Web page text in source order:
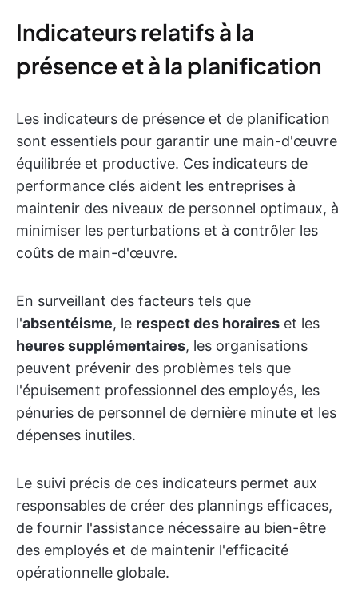
Indicateurs relatifs à la
présence et à la planification
Les indicateurs de présence et de planification
sont essentiels pour garantir une main-d'œuvre
équilibrée et productive. Ces indicateurs de
performance clés aident les entreprises à
maintenir des niveaux de personnel optimaux, à
minimiser les perturbations et à contrôler les
coûts de main-d'œuvre.
En surveillant des facteurs tels que
l'absentéisme, le respect des horaires et les
heures supplémentaires, les organisations
peuvent prévenir des problèmes tels que
l'épuisement professionnel des employés, les
pénuries de personnel de dernière minute et les
dépenses inutiles.
Le suivi précis de ces indicateurs permet aux
responsables de créer des plannings efficaces,
de fournir l'assistance nécessaire au bien-être
des employés et de maintenir l'efficacité
opérationnelle globale.